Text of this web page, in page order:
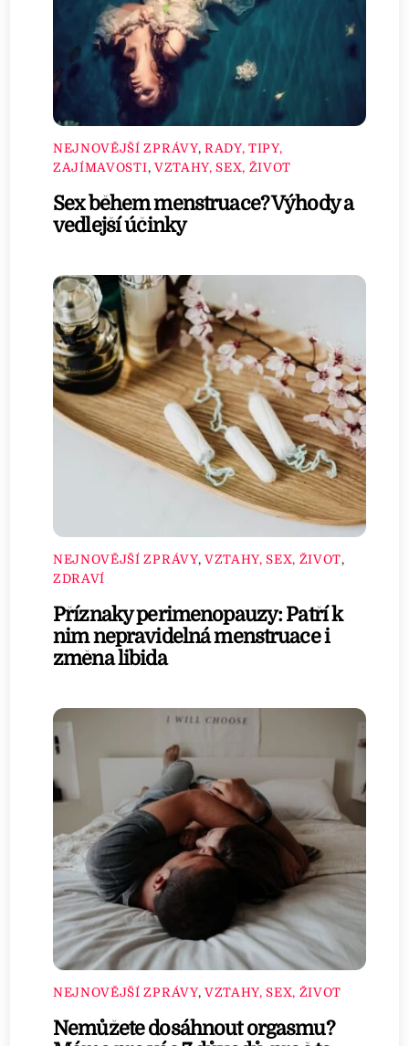
NEJNOVĚJŠÍ ZPRÁVY, RADY, TIPY,
ZAJÍMAVOSTI, VZTAHY, SEX, ŽIVOT
Sex během menstruace? Výhody a
vedlejší účinky
NEJNOVĚJŠÍ ZPRÁVY, VZTAHY, SEX, ŽIVOT,
ZDRAVÍ
Příznaky perimenopauzy: Patří k
nim nepravidelná menstruace i
změna libida
NEJNOVĚJŠÍ ZPRÁVY, VZTAHY, SEX, ŽIVOT
Nemůžete dosáhnout orgasmu?